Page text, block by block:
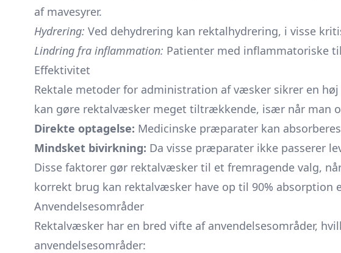
af mavesyrer.
Hydrering: Ved dehydrering kan rektalhydrering, i visse
Lindring fra inflammation: Patienter med inflammatoriske
Effektivitet
Rektale metoder for administration af væsker sikrer en
kan gøre rektalvæsker meget tiltrækkende, især når man
Direkte optagelse: Medicinske præparater kan
Mindsket bivirkning: Da visse præparater ikke passerer
Disse faktorer gør rektalvæsker til et fremragende valg,
korrekt brug kan rektalvæsker have op til 90%
Anvendelsesområder
Rektalvæsker har en bred vifte af anvendelsesområder,
anvendelsesområder: